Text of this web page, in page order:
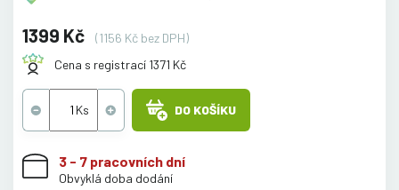
1399 Kč
(1156 Kč bez DPH)
Cena s registrací 1371 Kč
DO KOŠÍKU
3 - 7 pracovních dní
Obvyklá doba dodání